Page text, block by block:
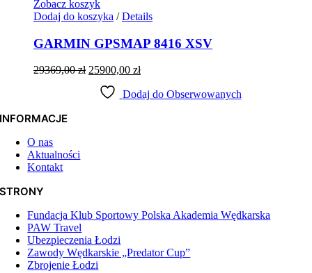
Zobacz koszyk
Dodaj do koszyka / Details
GARMIN GPSMAP 8416 XSV
29369,00zł Pierwotna
wynosiła:
25900,00 złAktualna
wynosi:
Dodaj do Obserwowanych
INFORMACJE
O nas
Aktualności
Kontakt
STRONY
Fundacja Klub Sportowy Polska Akademia Wędkarska
PAW Travel
Ubezpieczenia Łodzi
Zawody Wędkarskie „Predator Cup”
Zbrojenie Łodzi